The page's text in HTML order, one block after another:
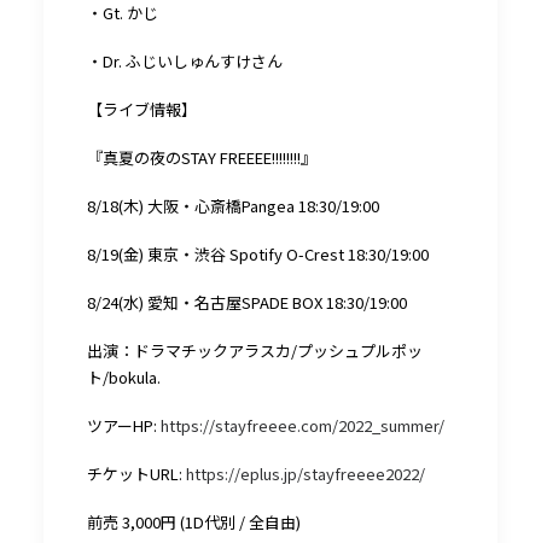
・Gt. かじ
・Dr. ふじいしゅんすけさん
【ライブ情報】
『真夏の夜のSTAY FREEEE!!!!!!!!』
8/18(木) 大阪・心斎橋Pangea 18:30/19:00
8/19(金) 東京・渋谷 Spotify O-Crest 18:30/19:00
8/24(水) 愛知・名古屋SPADE BOX 18:30/19:00
出演：ドラマチックアラスカ/プッシュプルポッ
ト/bokula.
ツアーHP: https://stayfreeee.com/2022_summer/
チケットURL: https://eplus.jp/stayfreeee2022/
前売 3,000円 (1D代別 / 全自由)